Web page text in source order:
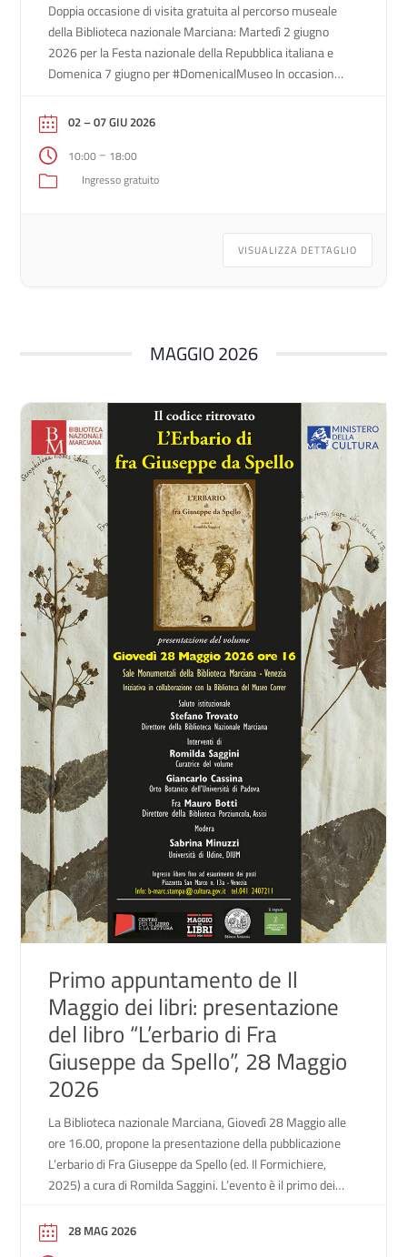
Doppia occasione di visita gratuita al percorso museale
della Biblioteca nazionale Marciana: Martedì 2 giugno
2026 per la Festa nazionale della Repubblica italiana e
Domenica 7 giugno per #DomenicalMuseo In occasione
Repubblica italiana, in attuazione delle direttive espresse
dal Ministro della Cultura, la Biblioteca Nazionale
Marciana offrirà […]
02 – 07 GIU 2026
10:00 – 18:00
Ingresso gratuito
VISUALIZZA DETTAGLIO
MAGGIO 2026
Primo appuntamento de Il
Maggio dei libri: presentazione
del libro “L’erbario di Fra
Giuseppe da Spello”, 28 Maggio
2026
La Biblioteca nazionale Marciana, Giovedì 28 Maggio alle
ore 16.00, propone la presentazione della pubblicazione
L’erbario di Fra Giuseppe da Spello (ed. Il Formichiere,
2025) a cura di Romilda Saggini. L’evento è il primo dei
cui aderisce la Biblioteca Nazionale Marciana, ed è
realizzato in collaborazione con la […]
28 MAG 2026